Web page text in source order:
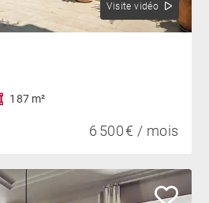
Visite vidéo
187 m²
6 500 € / mois